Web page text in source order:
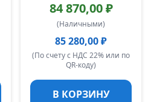
84 870,00 ₽
(Наличными)
85 280,00 ₽
(По счету с НДС 22% или по
QR-коду)
В КОРЗИНУ